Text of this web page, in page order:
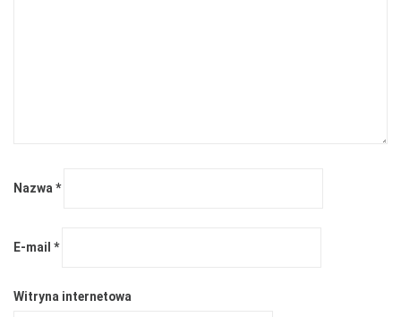
Nazwa *
E-mail *
Witryna internetowa